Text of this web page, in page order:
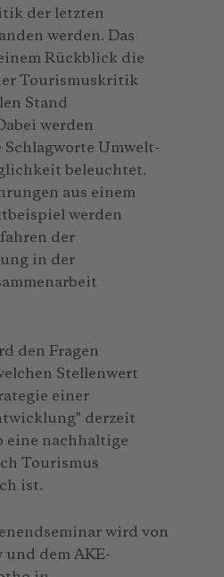
der letzten
werden. Das
Rückblick die
Tourismuskritik
Stand
werden
Schlagworte Umwelt-
beleuchtet.
aus einem
werden
der
in der
den Fragen
Stellenwert
einer
derzeit
eine nachhaltige
Tourismus
ist.
wird von
und dem AKE-